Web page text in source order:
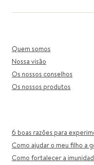
Quem somos
Nossa visão
Os nossos conselhos
Os nossos produtos
6 boas razões para
Como ajudar o meu filho a
Como fortalecer a